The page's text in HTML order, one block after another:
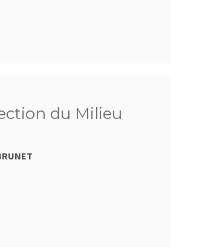
du Milieu